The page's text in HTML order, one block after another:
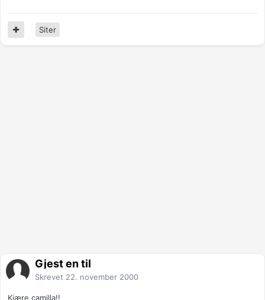
Siter
Gjest en til
Skrevet 22. november 2000
Kjære camilla!!